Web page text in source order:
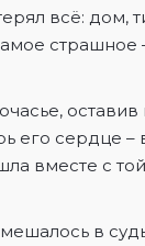
всё: дом,
страшное
оставив
его сердце
вместе с
в